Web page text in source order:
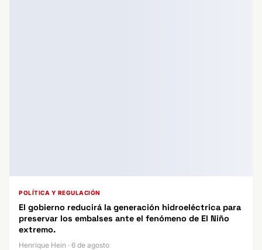
POLÍTICA Y REGULACIÓN
El gobierno reducirá la generación hidroeléctrica para
preservar los embalses ante el fenómeno de El Niño
extremo.
Henrique Hein · 6 de agosto